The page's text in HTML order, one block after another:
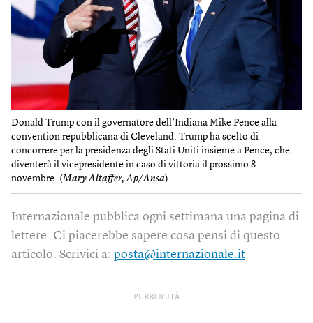
Donald Trump con il governatore dell’Indiana Mike Pence alla
convention repubblicana di Cleveland. Trump ha scelto di
concorrere per la presidenza degli Stati Uniti insieme a Pence, che
diventerà il vicepresidente in caso di vittoria il prossimo 8
novembre. (Mary Altaffer, Ap/Ansa)
Internazionale pubblica ogni settimana una pagina di
lettere. Ci piacerebbe sapere cosa pensi di questo
articolo. Scrivici a: posta@internazionale.it
PUBBLICITÀ